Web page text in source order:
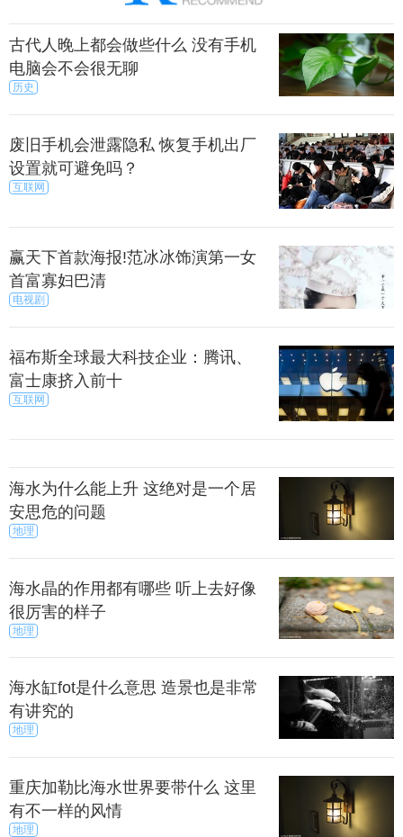
古代人晚上都会做些什么 没有手机
电脑会不会很无聊
历史
废旧手机会泄露隐私 恢复手机出厂
设置就可避免吗？
互联网
赢天下首款海报!范冰冰饰演第一女
首富寡妇巴清
电视剧
福布斯全球最大科技企业：腾讯、
富士康挤入前十
互联网
海水为什么能上升 这绝对是一个居
安思危的问题
地理
海水晶的作用都有哪些 听上去好像
很厉害的样子
地理
海水缸fot是什么意思 造景也是非常
有讲究的
地理
重庆加勒比海水世界要带什么 这里
有不一样的风情
地理